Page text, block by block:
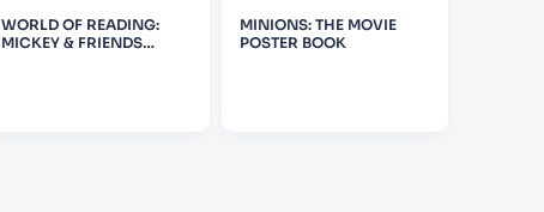
WORLD OF READING:
MICKEY & FRIENDS
MINIONS: THE MOVIE
POSTER BOOK